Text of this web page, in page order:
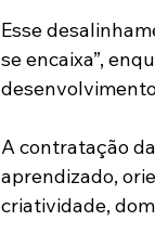
Esse
se encaixa”,
A contratação
aprendizado,
criatividade,